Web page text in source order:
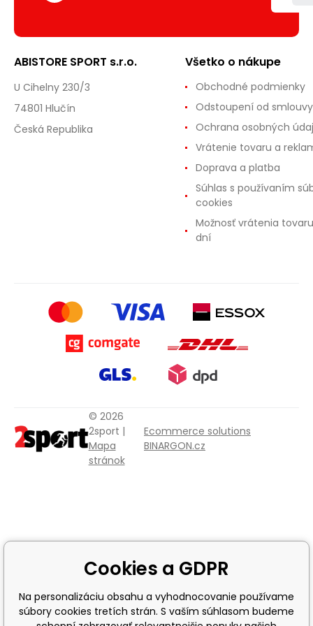
ABISTORE SPORT s.r.o.
U Cihelny 230/3
74801 Hlučín
Česká Republika
Všetko o nákupe
Obchodné podmienky
Odstoupení od smlouvy
Ochrana osobných
Vrátenie tovaru a
Doprava a platba
Súhlas s používaním
cookies
Možnosť vrátenia
dní
© 2026
2sport |
Mapa
stránok
Ecommerce solutions
BINARGON.cz
Cookies a GDPR
Na personalizáciu obsahu a vyhodnocovanie používame
súbory cookies tretích strán. S vaším súhlasom budeme